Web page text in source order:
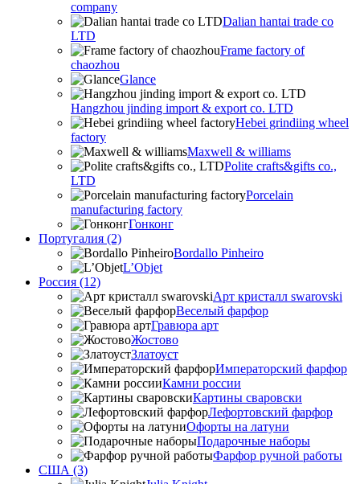
company
Dalian hantai trade co
LTD
Frame factory of
chaozhou
Glance
Hangzhou jinding import & export co. LTD
Hebei grindiing wheel
factory
Maxwell & williams
Polite crafts&gifts co.,
LTD
Porcelain
manufacturing factory
Гонконг
Португалия (2)
Bordallo Pinheiro
L’Objet
Россия (12)
Арт кристалл swarovski
Веселый фарфор
Гравюра арт
Жостово
Златоуст
Императорский фарфор
Камни россии
Картины сваровски
Лефортовский фарфор
Офорты на латуни
Подарочные наборы
Фарфор ручной работы
США (3)